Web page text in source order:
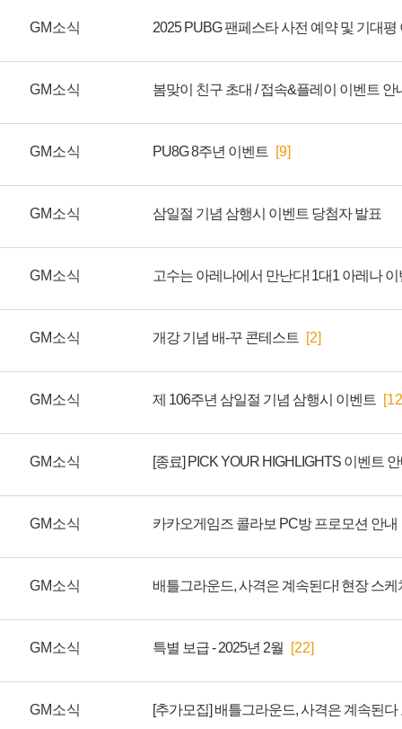
GM소식 2025 PUBG 팬페스타 사전 예약 및 기대평
GM소식 봄맞이 친구 초대 / 접속&플레이 이벤트 안
GM소식 PU8G 8주년 이벤트 [9]
GM소식 삼일절 기념 삼행시 이벤트 당첨자 발표
GM소식
GM소식 개강 기념 배-꾸 콘테스트 [2]
GM소식 제 106주년 삼일절 기념 삼행시 이벤트
GM소식 [종료] PICK YOUR HIGHLIGHTS 이벤트
GM소식 카카오게임즈 콜라보 PC방 프로모션 안내
GM소식 배틀그라운드, 사격은 계속된다! 현장 스케
GM소식 특별 보급 - 2025년 2월 [22]
GM소식